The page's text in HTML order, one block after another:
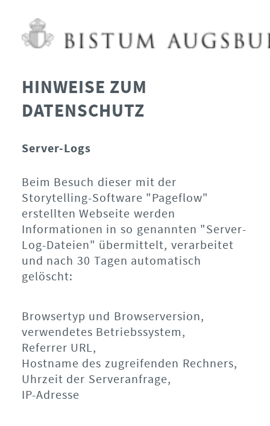
HINWEISE ZUM
DATENSCHUTZ
Server-Logs
Beim Besuch dieser mit der
Storytelling-Software "Pageflow"
erstellten Webseite werden
Informationen in so genannten "Server-
Log-Dateien" übermittelt, verarbeitet
und nach 30 Tagen automatisch
gelöscht:
Browsertyp und Browserversion,
verwendetes Betriebssystem,
Referrer URL,
Hostname des zugreifenden Rechners,
Uhrzeit der Serveranfrage,
IP-Adresse